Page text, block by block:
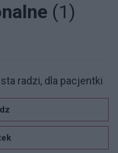
(1)
radzi, dla pacjentki